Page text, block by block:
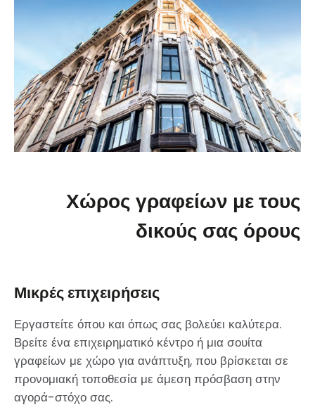
Χώρος γραφείων με τους
δικούς σας όρους
Μικρές επιχειρήσεις
Εργαστείτε όπου και όπως σας βολεύει καλύτερα.
Βρείτε ένα επιχειρηματικό κέντρο ή μια σουίτα
γραφείων με χώρο για ανάπτυξη, που βρίσκεται σε
προνομιακή τοποθεσία με άμεση πρόσβαση στην
αγορά-στόχο σας.